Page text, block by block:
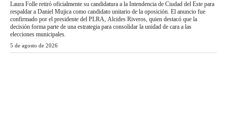
Laura Folle retiró oficialmente su candidatura a la Intendencia de Ciudad del Este para
respaldar a Daniel Mujica como candidato unitario de la oposición. El anuncio fue
confirmado por el presidente del PLRA, Alcides Riveros, quien destacó que la
decisión forma parte de una estrategia para consolidar la unidad de cara a las
elecciones municipales.
5 de agosto de 2026